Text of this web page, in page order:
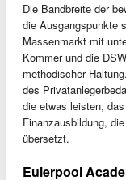
Die Bandbreite der
die Ausgangspunkte
Massenmarkt mit
Kommer und die
methodischer
des
die etwas leisten,
Finanzausbildung,
übersetzt.
Eulerpool